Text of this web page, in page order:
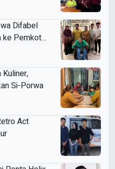
Difabel
ke Pemkot
Si-Porwa
Act